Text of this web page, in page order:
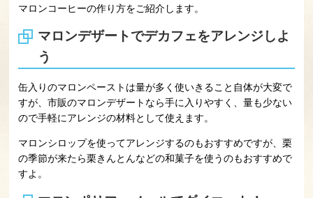
マロンコーヒーの作り方をご紹介します。
マロンデザートでデカフェをアレンジしよ
う
缶入りのマロンペーストは量が多く使いきること自体が大変で
すが、市販のマロンデザートなら手に入りやすく、量も少ない
ので手軽にアレンジの材料として使えます。
マロンシロップを使ってアレンジするのもおすすめですが、栗
の季節が来たら栗きんとんなどの和菓子を使うのもおすすめで
すよ。